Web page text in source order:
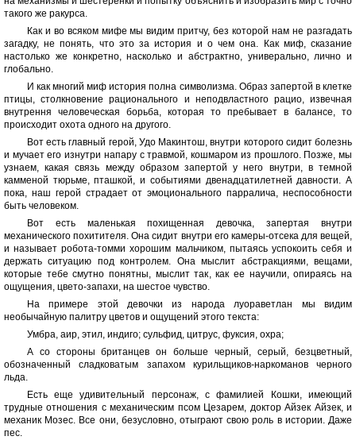
такого же ракурса.
Как и во всяком мифе мы видим притчу, без которой нам не разгадать
загадку, не понять, что это за история и о чем она. Как миф, сказание
настолько же конкретно, насколько и абстрактно, универально, лично и
глобально.
И как многий миф история полна символизма. Образ запертой в клетке
птицы, столкновение рационального и неподвластного рацио, извечная
внутрення человеческая борьба, которая то пребывает в балансе, то
происходит охота одного на другого.
Вот есть главный герой, Удо Макинтош, внутри которого сидит болезнь
и мучает его изнутри напару с травмой, кошмаром из прошлого. Позже, мы
узнаем, какая связь между образом запертой у него внутри, в темной
камменой тюрьме, пташкой, и событиями двенадцатилетней давности. А
пока, наш герой страдает от эмоционального парралича, неспособности
быть человеком.
Вот есть маленькая похищенная девочка, запертая внутри
механического похитителя. Она сидит внутри его камеры-отсека для вещей,
и называет робота-томми хорошим мальчиком, пытаясь успокоить себя и
держать ситуацию под контролем. Она мыслит абстракциями, вещами,
которые тебе смутно понятны, мыслит так, как ее научили, опираясь на
ощущения, цвето-запахи, на шестое чувство.
На примере этой девочки из народа луораветлан мы видим
необычайную палитру цветов и ощущений этого текста:
Умбра, аир, этил, индиго; сульфид, цитрус, фуксия, охра;
А со стороны британцев он больше черный, серый, безцветный,
обозначенный сладковатым запахом курильщиков-наркоманов черного
льда.
Есть еще удивительный персонаж, с фамилией Кошки, имеющий
трудные отношения с механическим псом Цезарем, доктор Айзек Айзек, и
механик Мозес. Все они, безусловно, отыграют свою роль в истории. Даже
пес.